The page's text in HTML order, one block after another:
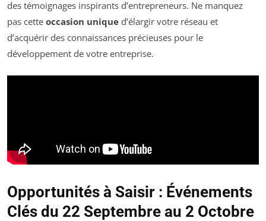
des témoignages inspirants d’entrepreneurs. Ne manquez
pas cette occasion unique d’élargir votre réseau et
d’acquérir des connaissances précieuses pour le
développement de votre entreprise.
Opportunités à Saisir : Événements
Clés du 22 Septembre au 2 Octobre